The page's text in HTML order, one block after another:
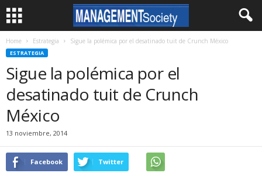
Home Estrategia Sigue la polémica por el desatinado tuit de Crunch México
ESTRATEGIA
Sigue la polémica por el
desatinado tuit de Crunch
México
13 noviembre, 2014
Facebook Twitter